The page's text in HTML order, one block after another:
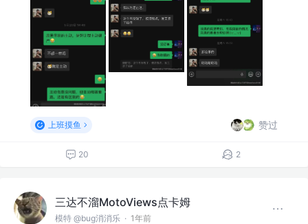
上班摸鱼 赞过
20 2
三达不溜MotoViews点卡姆
模特 @bug消消乐 · 1年前